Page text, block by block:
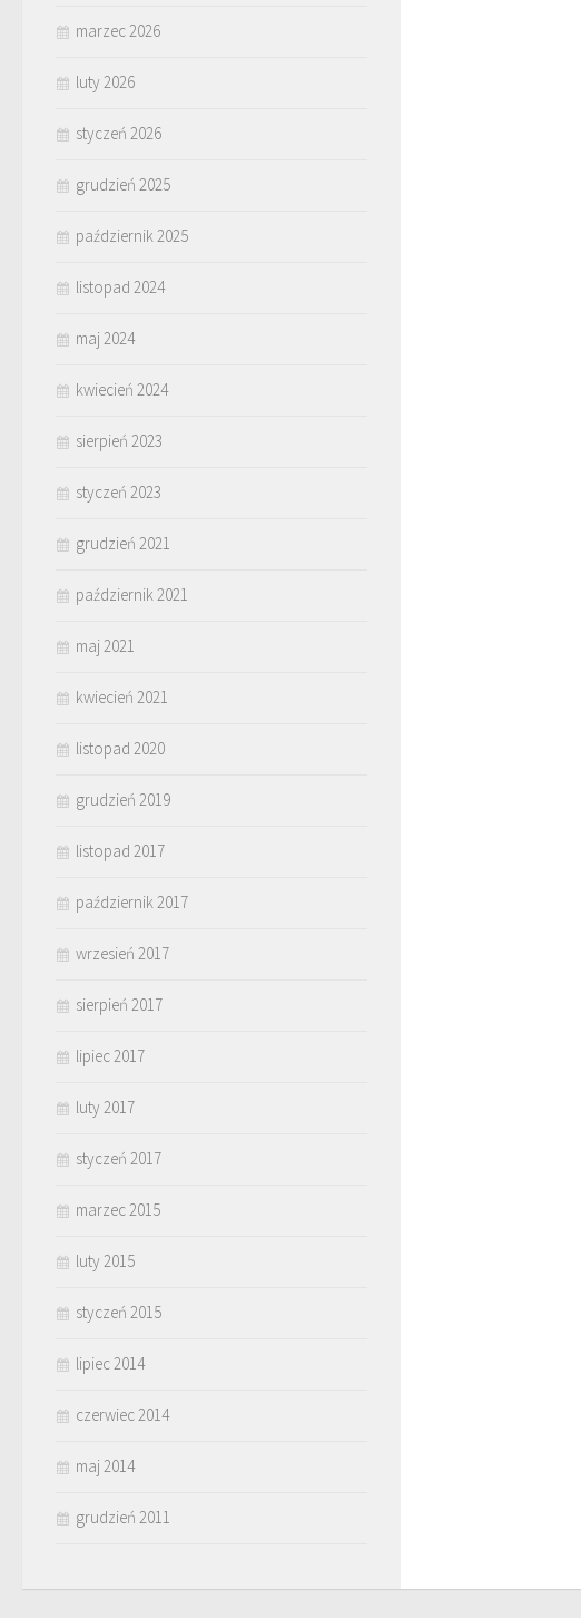
marzec 2026
luty 2026
styczeń 2026
grudzień 2025
październik 2025
listopad 2024
maj 2024
kwiecień 2024
sierpień 2023
styczeń 2023
grudzień 2021
październik 2021
maj 2021
kwiecień 2021
listopad 2020
grudzień 2019
listopad 2017
październik 2017
wrzesień 2017
sierpień 2017
lipiec 2017
luty 2017
styczeń 2017
marzec 2015
luty 2015
styczeń 2015
lipiec 2014
czerwiec 2014
maj 2014
grudzień 2011